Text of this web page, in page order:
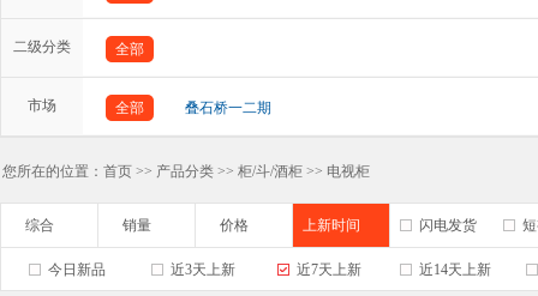
二级分类 全部
市场 全部 叠石桥一二期
您所在的位置： 首页 >> 产品分类 >> 柜/斗/酒柜 >> 电视柜
综合 销量 价格 上新时间 闪电发货
今日新品 近3天上新 近7天上新 近14天上新